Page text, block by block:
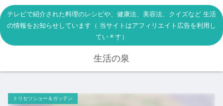
テレビで紹介された料理のレシピや、健康法、美容法、クイズなど 生活
の情報をお知らせしています（ 当サイトはアフィリエイト広告を利用し
ています）
生活の泉
トリセツショー＆ガッテン